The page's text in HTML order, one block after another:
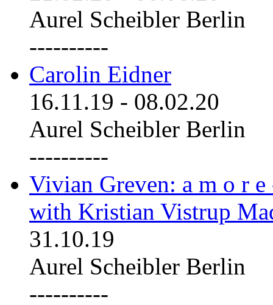
Aurel Scheibler Berlin
----------
Carolin Eidner
16.11.19 - 08.02.20
Aurel Scheibler Berlin
----------
Vivian Greven: a m o r
with Kristian Vistrup
31.10.19
Aurel Scheibler Berlin
----------